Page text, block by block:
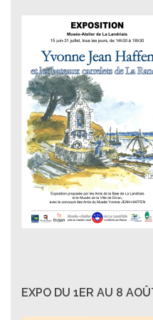
EXPO DU 1ER AU 8